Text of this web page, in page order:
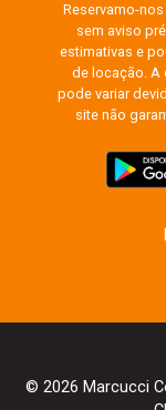
Reservamo-
sem aviso
estimativas e
de locação. A
pode variar
site não
© 2026 Marcucci